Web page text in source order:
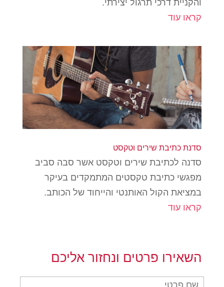
והקניית דרכי תרגול יצירתי.
קראו עוד
סדנת כתיבת שירים וטקסט
סדנה לכתיבת שירים וטקסט אשר סבה סביב
מפגשי כתיבת טקסטים המתמקדים בעיקר
במציאת הקול האותנטי והייחוד של הכותב.
קראו עוד
השאירו פרטים ונחזור אליכם